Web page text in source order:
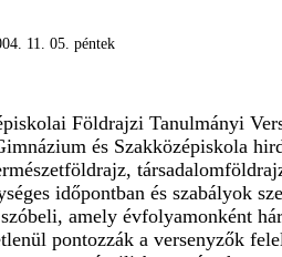
11. 05. péntek
Földrajzi Tanulmányi
és Szakközépiskola
időpontban és szabályok
amely évfolyamonként
pontozzák a versenyzők